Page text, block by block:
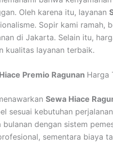
Oleh karena itu, layanan
Sopir kami ramah,
di Jakarta. Selain itu,
kualitas layanan terbaik.
Premio Ragunan Harga
Sewa Hiace
sesuai kebutuhan
bulanan dengan sistem
sementara biaya